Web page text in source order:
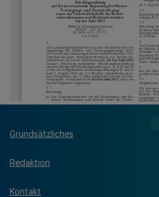
Grundsätzliches
Redaktion
Kontakt